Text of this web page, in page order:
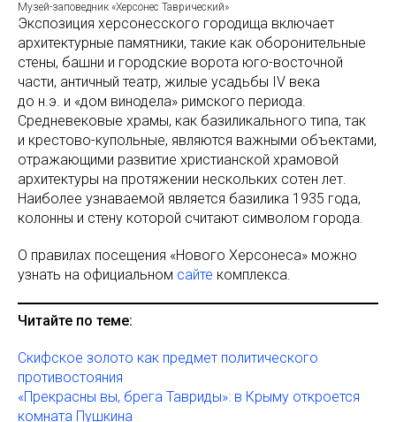
Музей-заповедник «Херсонес Таврический»
Экспозиция херсонесского городища включает
архитектурные памятники, такие как оборонительные
стены, башни и городские ворота юго-восточной
части, античный театр, жилые усадьбы IV века
до н.э. и «дом винодела» римского периода.
Средневековые храмы, как базиликального типа, так
и крестово-купольные, являются важными объектами,
отражающими развитие христианской храмовой
архитектуры на протяжении нескольких сотен лет.
Наиболее узнаваемой является базилика 1935 года,
колонны и стену которой считают символом города.
О правилах посещения «Нового Херсонеса» можно
узнать на официальном сайте комплекса.
Читайте по теме:
Скифское золото как предмет политического
противостояния
«Прекрасны вы, брега Тавриды»: в Крыму откроется
комната Пушкина